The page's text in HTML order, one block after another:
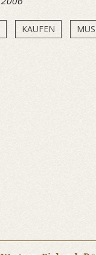
KAUFEN